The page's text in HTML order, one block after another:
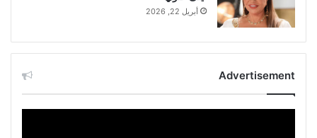
أبريل 22, 2026
Advertisement